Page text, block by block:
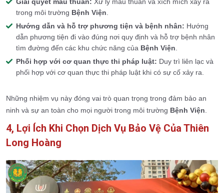
trong môi trường Bệnh Viện
Hướng dẫn và hỗ trợ phương tiện và bệnh nhân: Hướng
dẫn phương tiện đi vào đúng nơi quy định và hỗ trợ bệnh nhân
tìm đường đến các khu chức năng của Bệnh Viện
Phối hợp với cơ quan thực thi pháp luật: Duy trì liên lạc và
phối hợp với cơ quan thực thi pháp luật khi có sự cố xảy ra.
Những nhiệm vụ này đóng vai trò quan trọng trong đảm bảo an
ninh và sự an toàn cho mọi người trong môi trường Bệnh Viện
4, Lợi Ích Khi Chọn Dịch Vụ Bảo Vệ Của Thiên
Long Hoàng